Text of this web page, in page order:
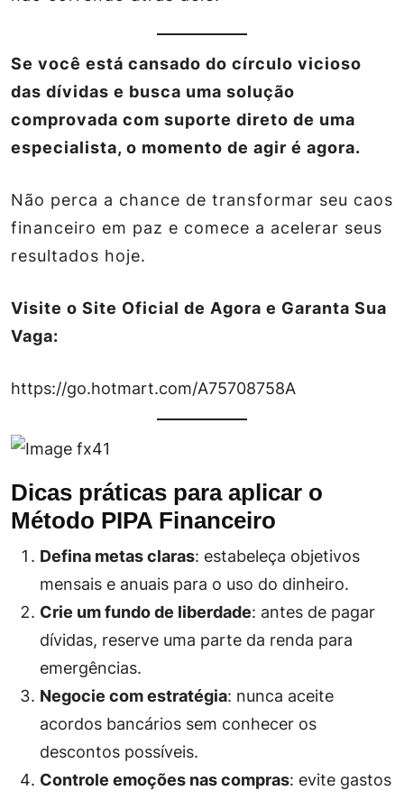
Se você está cansado do círculo vicioso
das dívidas e busca uma solução
comprovada com suporte direto de uma
especialista, o momento de agir é agora.
Não perca a chance de transformar seu caos
financeiro em paz e comece a acelerar seus
resultados hoje.
Visite o Site Oficial de Agora e Garanta Sua
Vaga:
https://go.hotmart.com/A75708758A
Dicas práticas para aplicar o
Método PIPA Financeiro
Defina metas claras: estabeleça objetivos
mensais e anuais para o uso do dinheiro.
Crie um fundo de liberdade: antes de pagar
dívidas, reserve uma parte da renda para
emergências.
Negocie com estratégia: nunca aceite
acordos bancários sem conhecer os
descontos possíveis.
Controle emoções nas compras: evite gastos